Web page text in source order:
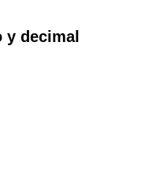
decimal